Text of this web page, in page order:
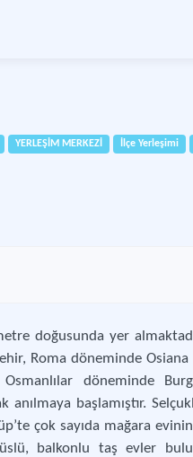
YERLEŞİM MERKEZİ İlçe Yerleşimi
doğusunda yer
Roma döneminde
Osmanlılar döneminde
anılmaya başlamıştır.
çok sayıda mağara
balkonlu taş evler